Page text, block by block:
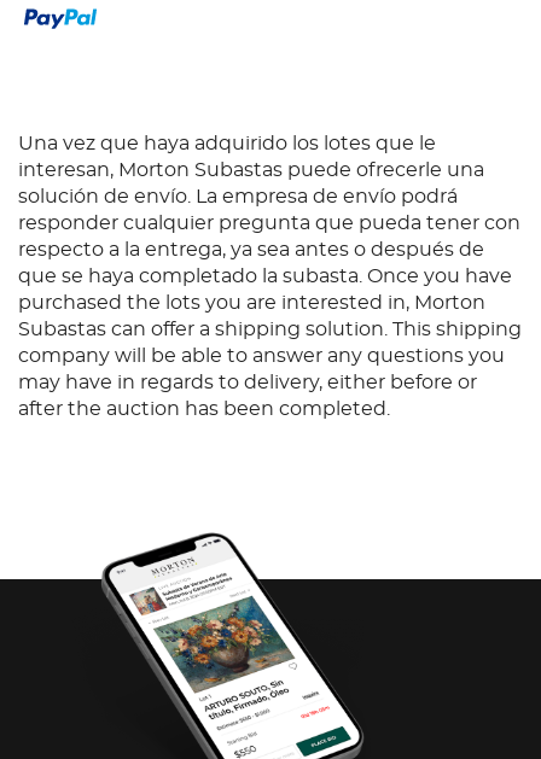
Una vez que haya adquirido los lotes que le
interesan, Morton Subastas puede ofrecerle una
solución de envío. La empresa de envío podrá
responder cualquier pregunta que pueda tener con
respecto a la entrega, ya sea antes o después de
que se haya completado la subasta. Once you have
purchased the lots you are interested in, Morton
Subastas can offer a shipping solution. This shipping
company will be able to answer any questions you
may have in regards to delivery, either before or
after the auction has been completed.